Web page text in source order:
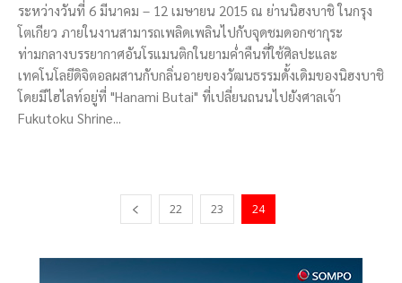
ระหว่างวันที่ 6 มีนาคม – 12 เมษายน 2015 ณ ย่านนิฮงบาชิ ในกรุง
โตเกียว ภายในงานสามารถเพลิดเพลินไปกับจุดชมดอกซากุระ
ท่ามกลางบรรยากาศอันโรแมนติกในยามค่ำคืนที่ใช้ศิลปะและ
เทคโนโลยีดิจิตอลผสานกับกลิ่นอายของวัฒนธรรมดั้งเดิมของนิฮงบาชิ
โดยมีไฮไลท์อยู่ที่ "Hanami Butai" ที่เปลี่ยนถนนไปยังศาลเจ้า
Fukutoku Shrine...
22 23 24